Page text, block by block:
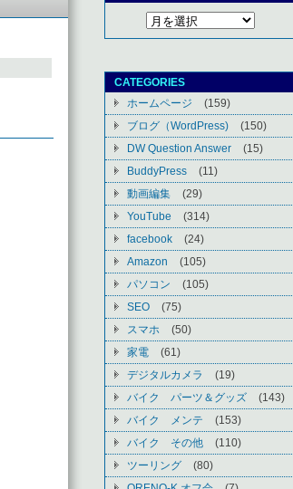
CATEGORIES
ホームページ
(159)
ブログ（WordPress)
(150)
DW Question Answer
(15)
BuddyPress
(11)
動画編集
(29)
YouTube
(314)
facebook
(24)
Amazon
(105)
パソコン
(105)
SEO
(75)
スマホ
(50)
家電
(61)
デジタルカメラ
(19)
バイク パーツ＆グッズ
(143)
バイク メンテ
(153)
バイク その他
(110)
ツーリング
(80)